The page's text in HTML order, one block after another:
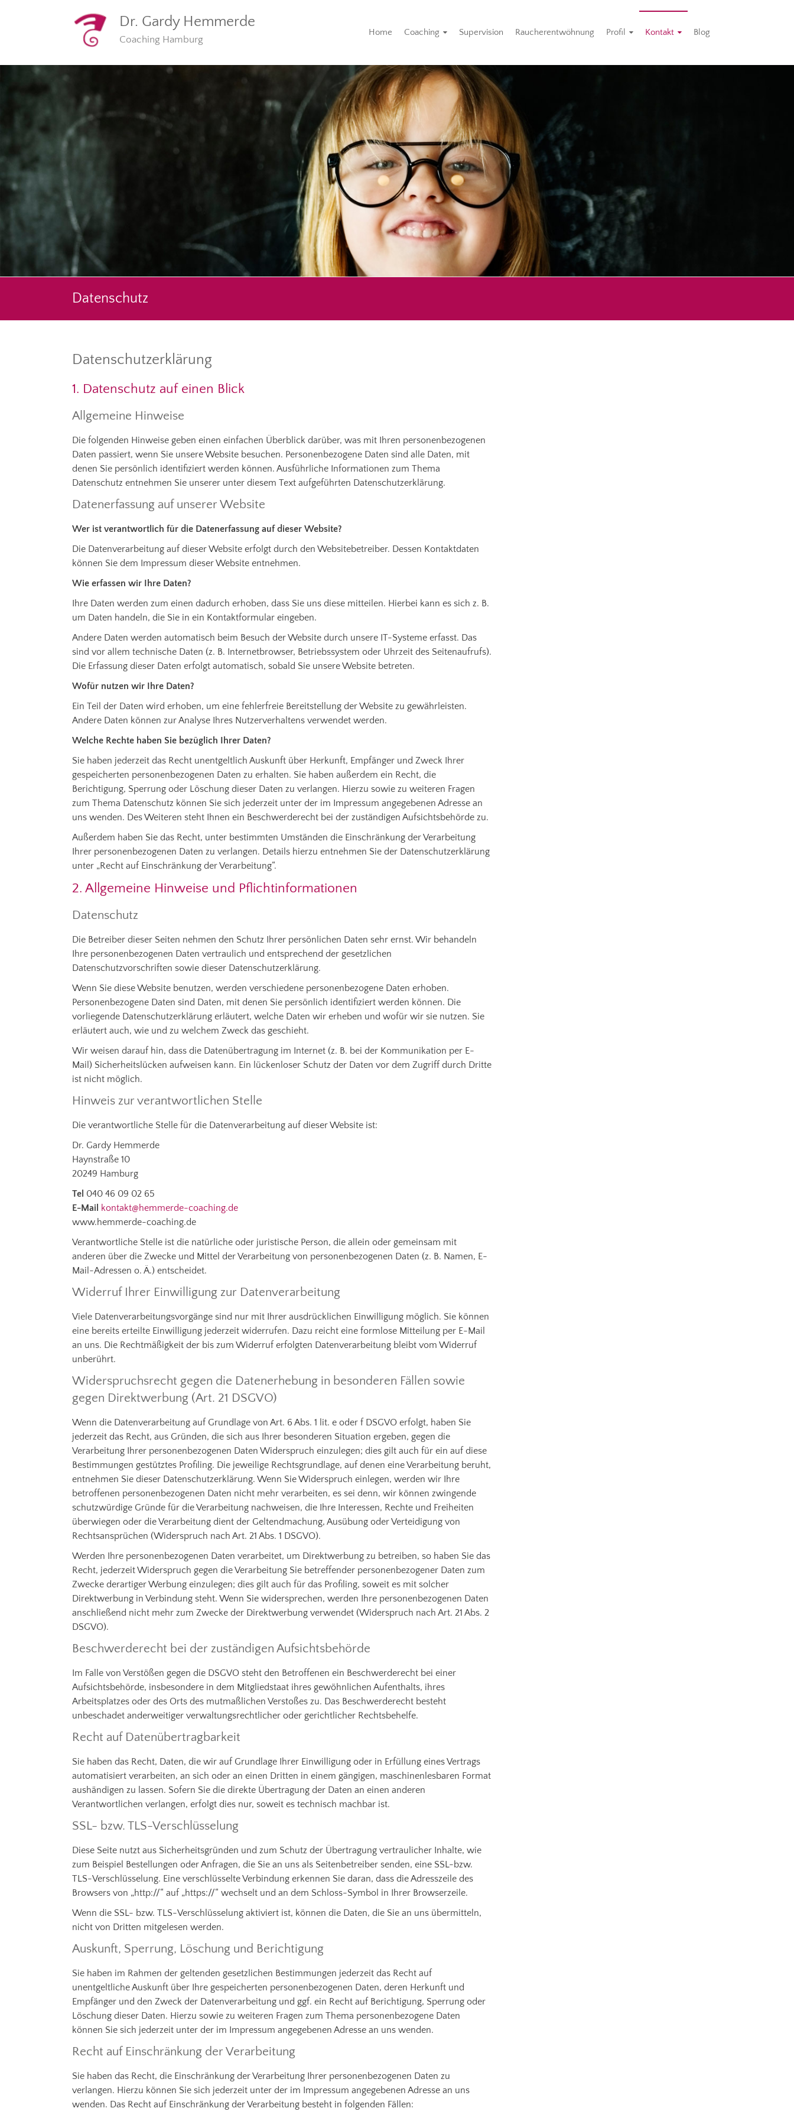
Dr. Gardy Hemmerde
Coaching Hamburg
Home Coaching Supervision Raucherentwöhnung Profil Kontakt Blog
Datenschutz
Datenschutzerklärung
1. Datenschutz auf einen Blick
Allgemeine Hinweise
Die folgenden Hinweise geben einen einfachen Überblick darüber, was mit Ihren personenbezogenen
Daten passiert, wenn Sie unsere Website besuchen. Personenbezogene Daten sind alle Daten, mit
denen Sie persönlich identifiziert werden können. Ausführliche Informationen zum Thema
Datenschutz entnehmen Sie unserer unter diesem Text aufgeführten Datenschutzerklärung.
Datenerfassung auf unserer Website
Wer ist verantwortlich für die Datenerfassung auf dieser Website?
Die Datenverarbeitung auf dieser Website erfolgt durch den Websitebetreiber. Dessen Kontaktdaten
können Sie dem Impressum dieser Website entnehmen.
Wie erfassen wir Ihre Daten?
Ihre Daten werden zum einen dadurch erhoben, dass Sie uns diese mitteilen. Hierbei kann es sich z. B.
um Daten handeln, die Sie in ein Kontaktformular eingeben.
Andere Daten werden automatisch beim Besuch der Website durch unsere IT-Systeme erfasst. Das
sind vor allem technische Daten (z. B. Internetbrowser, Betriebssystem oder Uhrzeit des Seitenaufrufs).
Die Erfassung dieser Daten erfolgt automatisch, sobald Sie unsere Website betreten.
Wofür nutzen wir Ihre Daten?
Ein Teil der Daten wird erhoben, um eine fehlerfreie Bereitstellung der Website zu gewährleisten.
Andere Daten können zur Analyse Ihres Nutzerverhaltens verwendet werden.
Welche Rechte haben Sie bezüglich Ihrer Daten?
Sie haben jederzeit das Recht unentgeltlich Auskunft über Herkunft, Empfänger und Zweck Ihrer
gespeicherten personenbezogenen Daten zu erhalten. Sie haben außerdem ein Recht, die
Berichtigung, Sperrung oder Löschung dieser Daten zu verlangen. Hierzu sowie zu weiteren Fragen
zum Thema Datenschutz können Sie sich jederzeit unter der im Impressum angegebenen Adresse an
uns wenden. Des Weiteren steht Ihnen ein Beschwerderecht bei der zuständigen Aufsichtsbehörde zu.
Außerdem haben Sie das Recht, unter bestimmten Umständen die Einschränkung der Verarbeitung
Ihrer personenbezogenen Daten zu verlangen. Details hierzu entnehmen Sie der Datenschutzerklärung
unter „Recht auf Einschränkung der Verarbeitung“.
2. Allgemeine Hinweise und Pflichtinformationen
Datenschutz
Die Betreiber dieser Seiten nehmen den Schutz Ihrer persönlichen Daten sehr ernst. Wir behandeln
Ihre personenbezogenen Daten vertraulich und entsprechend der gesetzlichen
Datenschutzvorschriften sowie dieser Datenschutzerklärung.
Wenn Sie diese Website benutzen, werden verschiedene personenbezogene Daten erhoben.
Personenbezogene Daten sind Daten, mit denen Sie persönlich identifiziert werden können. Die
vorliegende Datenschutzerklärung erläutert, welche Daten wir erheben und wofür wir sie nutzen. Sie
erläutert auch, wie und zu welchem Zweck das geschieht.
Wir weisen darauf hin, dass die Datenübertragung im Internet (z. B. bei der Kommunikation per E-
Mail) Sicherheitslücken aufweisen kann. Ein lückenloser Schutz der Daten vor dem Zugriff durch Dritte
ist nicht möglich.
Hinweis zur verantwortlichen Stelle
Die verantwortliche Stelle für die Datenverarbeitung auf dieser Website ist:
Dr. Gardy Hemmerde
Haynstraße 10
20249 Hamburg
Tel 040 46 09 02 65
E-Mail
kontakt@hemmerde-coaching.de
www.hemmerde-coaching.de
Verantwortliche Stelle ist die natürliche oder juristische Person, die allein oder gemeinsam mit
anderen über die Zwecke und Mittel der Verarbeitung von personenbezogenen Daten (z. B. Namen, E-
Mail-Adressen o. Ä.) entscheidet.
Widerruf Ihrer Einwilligung zur Datenverarbeitung
Viele Datenverarbeitungsvorgänge sind nur mit Ihrer ausdrücklichen Einwilligung möglich. Sie können
eine bereits erteilte Einwilligung jederzeit widerrufen. Dazu reicht eine formlose Mitteilung per E-Mail
an uns. Die Rechtmäßigkeit der bis zum Widerruf erfolgten Datenverarbeitung bleibt vom Widerruf
unberührt.
Widerspruchsrecht gegen die Datenerhebung in besonderen Fällen sowie
gegen Direktwerbung (Art. 21 DSGVO)
Wenn die Datenverarbeitung auf Grundlage von Art. 6 Abs. 1 lit. e oder f DSGVO erfolgt, haben Sie
jederzeit das Recht, aus Gründen, die sich aus Ihrer besonderen Situation ergeben, gegen die
Verarbeitung Ihrer personenbezogenen Daten Widerspruch einzulegen; dies gilt auch für ein auf diese
Bestimmungen gestütztes Profiling. Die jeweilige Rechtsgrundlage, auf denen eine Verarbeitung beruht,
entnehmen Sie dieser Datenschutzerklärung. Wenn Sie Widerspruch einlegen, werden wir Ihre
betroffenen personenbezogenen Daten nicht mehr verarbeiten, es sei denn, wir können zwingende
schutzwürdige Gründe für die Verarbeitung nachweisen, die Ihre Interessen, Rechte und Freiheiten
überwiegen oder die Verarbeitung dient der Geltendmachung, Ausübung oder Verteidigung von
Rechtsansprüchen (Widerspruch nach Art. 21 Abs. 1 DSGVO).
Werden Ihre personenbezogenen Daten verarbeitet, um Direktwerbung zu betreiben, so haben Sie das
Recht, jederzeit Widerspruch gegen die Verarbeitung Sie betreffender personenbezogener Daten zum
Zwecke derartiger Werbung einzulegen; dies gilt auch für das Profiling, soweit es mit solcher
Direktwerbung in Verbindung steht. Wenn Sie widersprechen, werden Ihre personenbezogenen Daten
anschließend nicht mehr zum Zwecke der Direktwerbung verwendet (Widerspruch nach Art. 21 Abs. 2
DSGVO).
Beschwerderecht bei der zuständigen Aufsichtsbehörde
Im Falle von Verstößen gegen die DSGVO steht den Betroffenen ein Beschwerderecht bei einer
Aufsichtsbehörde, insbesondere in dem Mitgliedstaat ihres gewöhnlichen Aufenthalts, ihres
Arbeitsplatzes oder des Orts des mutmaßlichen Verstoßes zu. Das Beschwerderecht besteht
unbeschadet anderweitiger verwaltungsrechtlicher oder gerichtlicher Rechtsbehelfe.
Recht auf Datenübertragbarkeit
Sie haben das Recht, Daten, die wir auf Grundlage Ihrer Einwilligung oder in Erfüllung eines Vertrags
automatisiert verarbeiten, an sich oder an einen Dritten in einem gängigen, maschinenlesbaren Format
aushändigen zu lassen. Sofern Sie die direkte Übertragung der Daten an einen anderen
Verantwortlichen verlangen, erfolgt dies nur, soweit es technisch machbar ist.
SSL- bzw. TLS-Verschlüsselung
Diese Seite nutzt aus Sicherheitsgründen und zum Schutz der Übertragung vertraulicher Inhalte, wie
zum Beispiel Bestellungen oder Anfragen, die Sie an uns als Seitenbetreiber senden, eine SSL-bzw.
TLS-Verschlüsselung. Eine verschlüsselte Verbindung erkennen Sie daran, dass die Adresszeile des
Browsers von „http://“ auf „https://“ wechselt und an dem Schloss-Symbol in Ihrer Browserzeile.
Wenn die SSL- bzw. TLS-Verschlüsselung aktiviert ist, können die Daten, die Sie an uns übermitteln,
nicht von Dritten mitgelesen werden.
Auskunft, Sperrung, Löschung und Berichtigung
Sie haben im Rahmen der geltenden gesetzlichen Bestimmungen jederzeit das Recht auf
unentgeltliche Auskunft über Ihre gespeicherten personenbezogenen Daten, deren Herkunft und
Empfänger und den Zweck der Datenverarbeitung und ggf. ein Recht auf Berichtigung, Sperrung oder
Löschung dieser Daten. Hierzu sowie zu weiteren Fragen zum Thema personenbezogene Daten
können Sie sich jederzeit unter der im Impressum angegebenen Adresse an uns wenden.
Recht auf Einschränkung der Verarbeitung
Sie haben das Recht, die Einschränkung der Verarbeitung Ihrer personenbezogenen Daten zu
verlangen. Hierzu können Sie sich jederzeit unter der im Impressum angegebenen Adresse an uns
wenden. Das Recht auf Einschränkung der Verarbeitung besteht in folgenden Fällen: